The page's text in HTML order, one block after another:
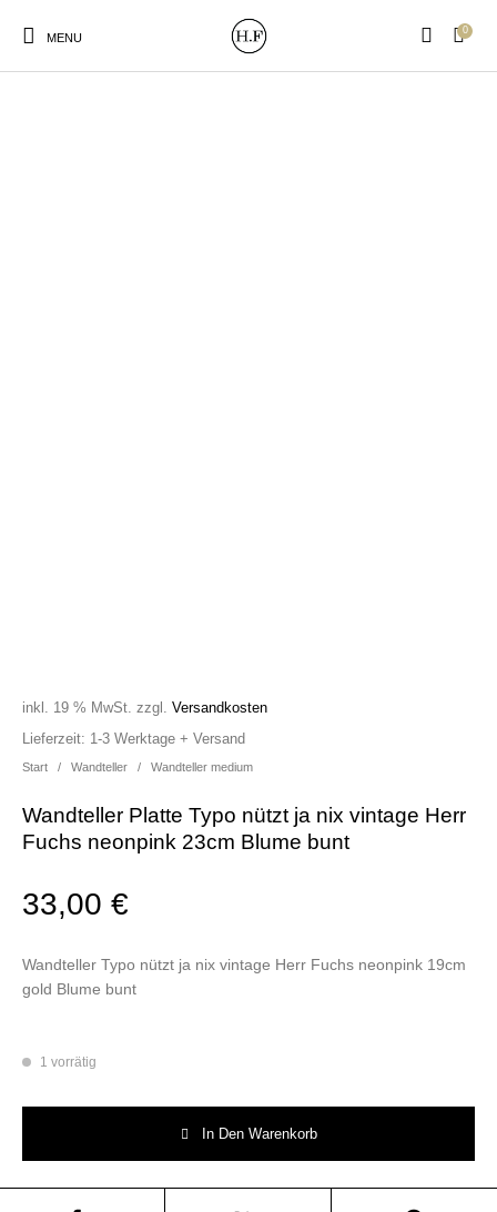
MENU
0
Start / Wandteller / Wandteller medium
Wandteller Platte Typo nützt ja nix vintage Herr
Fuchs neonpink 23cm Blume bunt
33,00€
inkl. 19 % MwSt. zzgl.Versandkosten
Wandteller Typo nützt ja nix vintage Herr Fuchs neonpink 19cm
gold Blume bunt
Lieferzeit: 1-3 Werktage + Versand
1 vorrätig
In Den Warenkorb